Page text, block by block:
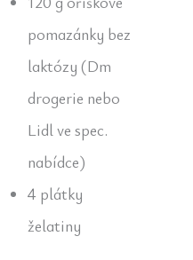
pomazánky bez
laktózy (Dm
drogerie nebo
Lidl ve spec.
nabídce)
4 plátky
želatiny